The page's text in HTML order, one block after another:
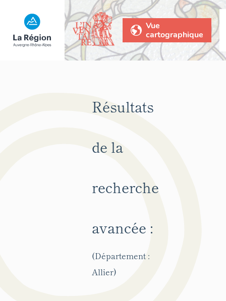
Vue
cartographique
Résultats
de la
recherche
avancée :
(Département :
Allier)